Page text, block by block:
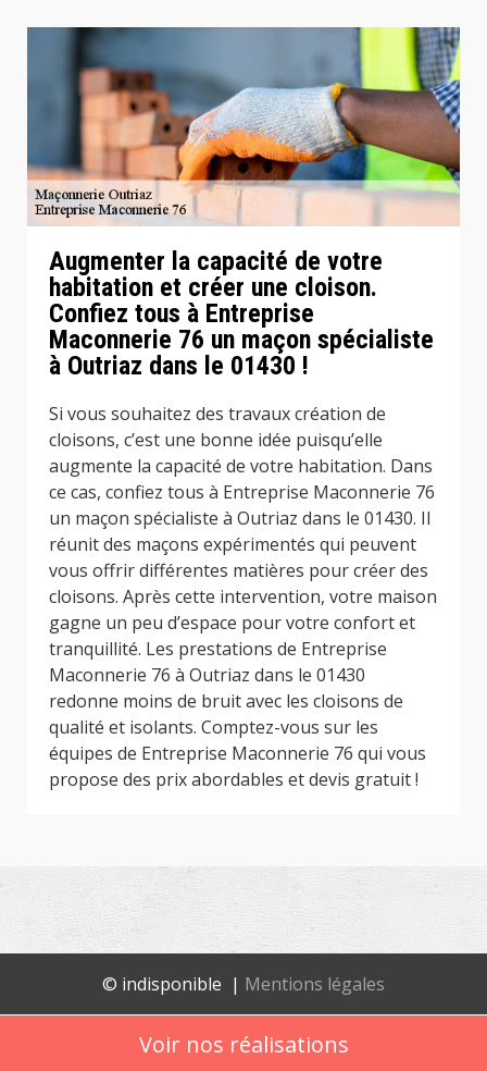
Augmenter la capacité de votre
habitation et créer une cloison.
Confiez tous à Entreprise
Maconnerie 76 un maçon spécialiste
à Outriaz dans le 01430 !
Si vous souhaitez des travaux création de
cloisons, c’est une bonne idée puisqu’elle
augmente la capacité de votre habitation. Dans
ce cas, confiez tous à Entreprise Maconnerie 76
un maçon spécialiste à Outriaz dans le 01430. Il
réunit des maçons expérimentés qui peuvent
vous offrir différentes matières pour créer des
cloisons. Après cette intervention, votre maison
gagne un peu d’espace pour votre confort et
tranquillité. Les prestations de Entreprise
Maconnerie 76 à Outriaz dans le 01430
redonne moins de bruit avec les cloisons de
qualité et isolants. Comptez-vous sur les
équipes de Entreprise Maconnerie 76 qui vous
propose des prix abordables et devis gratuit !
© indisponible | Mentions légales
Voir nos réalisations